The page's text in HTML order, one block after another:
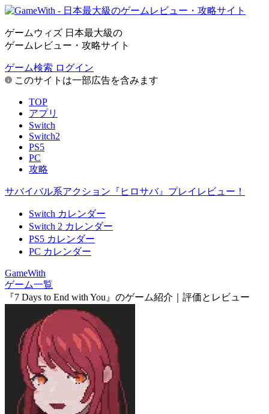
ゲームウィズ 日本最大級の
ゲームレビュー・攻略サイト
ゲーム検索 ログイン
このサイトは一部広告を含みます
TOP
アプリ
Switch
Switch2
PS5
PC
攻略
サバイバル系アクション『ヒロサバ』プレイレビュー！
Switch カレンダー
Switch 2 カレンダー
PS5 カレンダー
PC カレンダー
GameWith
ゲーム一覧
『7 Days to End with You』のゲーム紹介｜評価とレビュー